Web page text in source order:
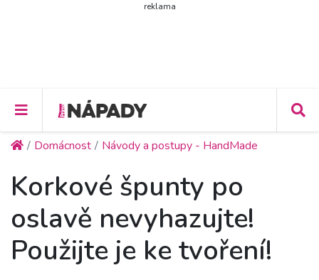
reklama
Domácnost Návody a postupy - HandMade
Korkové špunty po
oslavě nevyhazujte!
Použijte je ke tvoření!